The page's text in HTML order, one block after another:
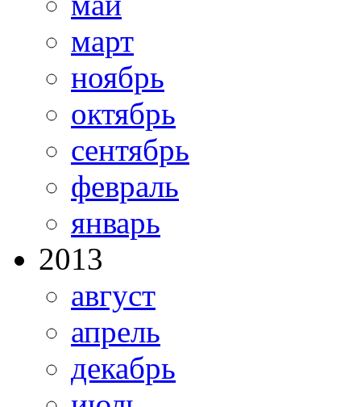
март
ноябрь
октябрь
сентябрь
февраль
январь
2013
август
апрель
декабрь